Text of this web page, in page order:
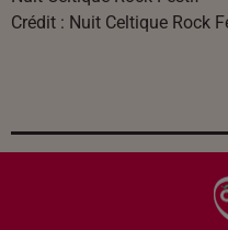
Crédit : Nuit Celtique Rock